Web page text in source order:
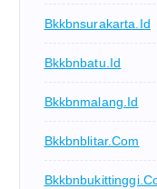
Bkkbnsurakarta.id
Bkkbnbatu.id
Bkkbnmalang.id
Bkkbnblitar.com